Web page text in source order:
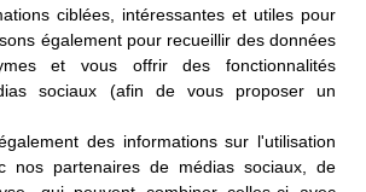
ciblées, intéressantes et utiles pour
également pour recueillir des données
et vous offrir des fonctionnalités
sociaux (afin de vous proposer un
des informations sur l'utilisation
nos partenaires de médias sociaux, de